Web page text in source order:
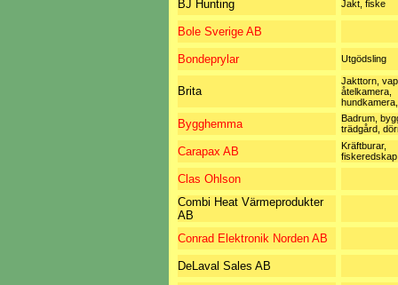
BJ Hunting Jakt, fiske
Bole Sverige AB
Bondeprylar Utgödsling
Brita
Jakttorn,
åtelkamera,
Bygghemma
Badrum,
trädgård,
Carapax AB
Kräftburar,
Clas Ohlson
Combi Heat Värmeprodukter
AB
Conrad Elektronik Norden AB
DeLaval Sales AB